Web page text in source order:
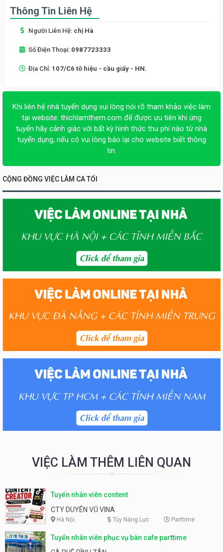
Thông Tin Liên Hệ
Người Liên Hệ: chị Hà
Số Điện Thoại: 0987723333
Địa Chỉ: 107/C6 tô hiệu - cầu giấy - HN.
Khi liên hệ nhà tuyển dụng vui lòng nói rõ tham khảo việc làm
tại website: thichlamthem.com để được ưu tiên khi ứng
tuyển hãy cảnh giác với bất kỳ hình thức thu phí nào từ nhà
tuyển dụng, nếu có vui lòng báo lại cho website biết thông
tin.
CỘNG ĐỒNG VIỆC LÀM CA TỐI
VIỆC LÀM THÊM LIÊN QUAN
Tuyển nhân viên content
CTY DUYÊN VŨ VINA
Hà Nội Tùy Năng Lực Parttime
Tuyển nhân viên phục vụ bàn cafe parttime